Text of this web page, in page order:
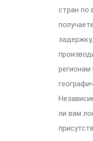
стран по
ли вам